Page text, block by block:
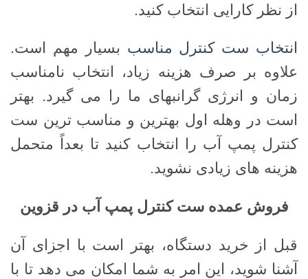
از نظر کارایی انتخاب کنید.
انتخاب ست کنترل مناسب بسیار مهم است.
علاوه بر صرف هزینه زیاد، انتخاب نامناسب
زمان و انرژی گرانبهای ما را می گیرد. بهتر
است در وهله اول بهترین و مناسب ترین ست
کنترل پمپ آب را انتخاب کنید تا بعداً متحمل
هزینه های زیادی نشوید.
فروش عمده ست کنترل پمپ آب در قزوین
قبل از خرید دستگاه، بهتر است با اجزای آن
آشنا شوید، این امر به شما امکان می دهد تا با